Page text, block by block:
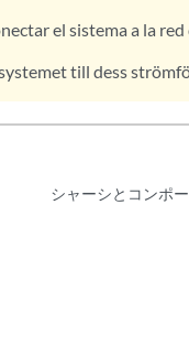
el sistema a la
till dess
シャーシとコンポ